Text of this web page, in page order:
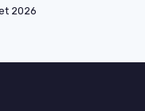
2026